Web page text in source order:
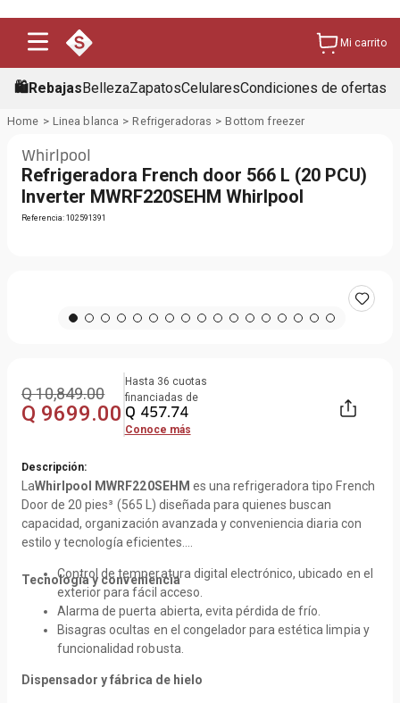
Mi carrito
🛍️RebajasBellezaZapatosCelularesCondiciones de ofertas
Linea blanca Refrigeradoras Bottom freezer
Whirlpool
Refrigeradora French door 566 L (20 PCU)
Inverter MWRF220SEHM Whirlpool
Referencia:102591391
Q10,849.00
Q 9699.00
Hasta 36 cuotas
financiadas de
Q 457.74
Conoce más
Descripción:
LaWhirlpool MWRF220SEHM es una refrigeradora tipo French
Door de 20 pies³ (565 L) diseñada para quienes buscan
capacidad, organización avanzada y conveniencia diaria con
estilo y tecnología eficientes.
Tecnología y conveniencia
Control de temperatura digital electrónico, ubicado en el
exterior para fácil acceso.
Alarma de puerta abierta, evita pérdida de frío.
Bisagras ocultas en el congelador para estética limpia y
funcionalidad robusta.
Dispensador y fábrica de hielo